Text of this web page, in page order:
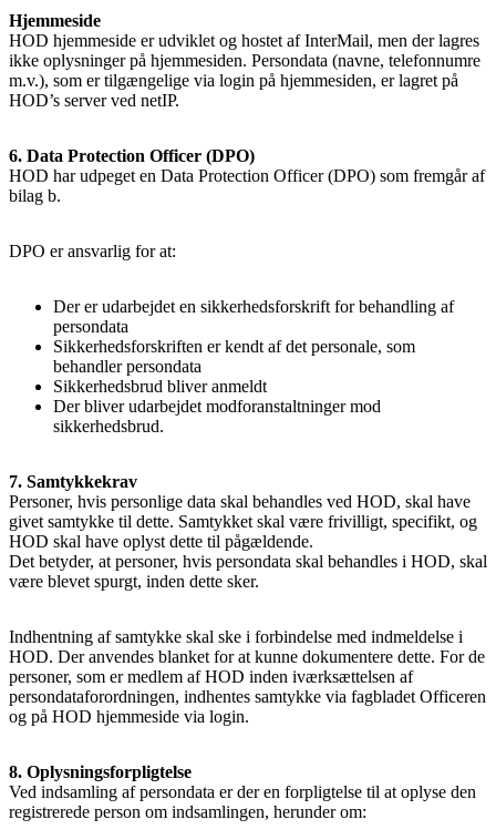
Hjemmeside
HOD hjemmeside er udviklet og hostet af InterMail, men der lagres
ikke oplysninger på hjemmesiden. Persondata (navne, telefonnumre
m.v.), som er tilgængelige via login på hjemmesiden, er lagret på
HOD’s server ved netIP.
6. Data Protection Officer (DPO)
HOD har udpeget en Data Protection Officer (DPO) som fremgår af
bilag b.
DPO er ansvarlig for at:
Der er udarbejdet en sikkerhedsforskrift for behandling af
persondata
Sikkerhedsforskriften er kendt af det personale, som
behandler persondata
Sikkerhedsbrud bliver anmeldt
Der bliver udarbejdet modforanstaltninger mod
sikkerhedsbrud.
7. Samtykkekrav
Personer, hvis personlige data skal behandles ved HOD, skal have
givet samtykke til dette. Samtykket skal være frivilligt, specifikt, og
HOD skal have oplyst dette til pågældende.
Det betyder, at personer, hvis persondata skal behandles i HOD, skal
være blevet spurgt, inden dette sker.
Indhentning af samtykke skal ske i forbindelse med indmeldelse i
HOD. Der anvendes blanket for at kunne dokumentere dette. For de
personer, som er medlem af HOD inden iværksættelsen af
persondataforordningen, indhentes samtykke via fagbladet Officeren
og på HOD hjemmeside via login.
8. Oplysningsforpligtelse
Ved indsamling af persondata er der en forpligtelse til at oplyse den
registrerede person om indsamlingen, herunder om: